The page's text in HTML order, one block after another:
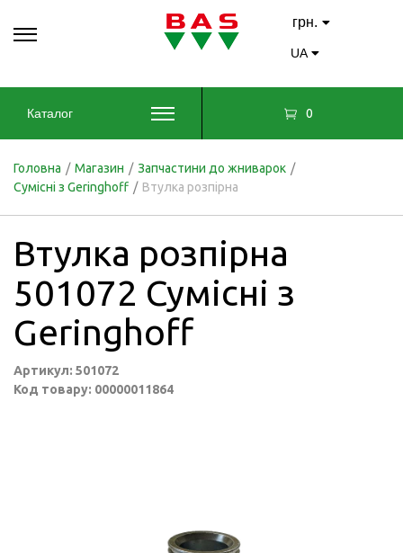
грн.
UA
Каталог 0
Головна / Магазин / Запчастини до жниварок /
Сумісні з Geringhoff / Втулка розпірна
Втулка розпірна
501072 Сумісні з
Geringhoff
Артикул: 501072
Код товару: 00000011864